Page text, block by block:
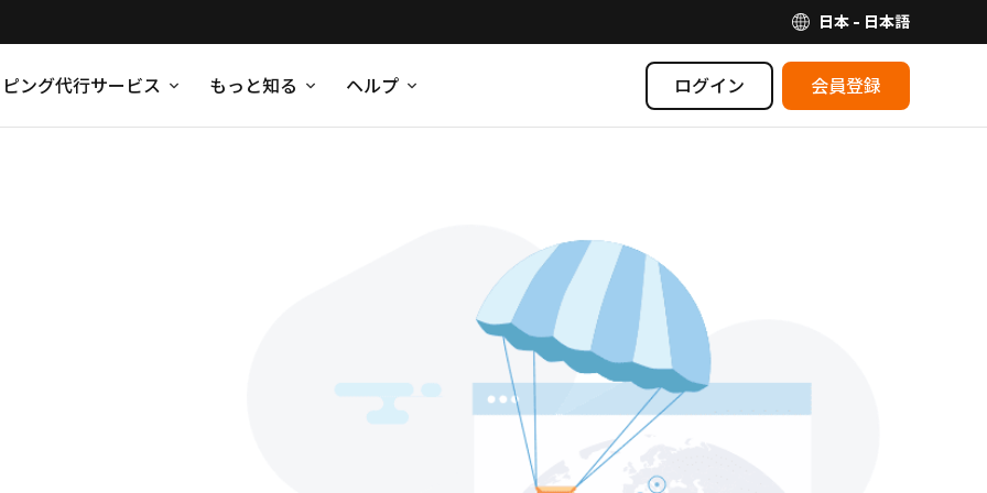
日本 - 日本語
ング代行サービス もっと知る ヘルプ ログイン 会員登録